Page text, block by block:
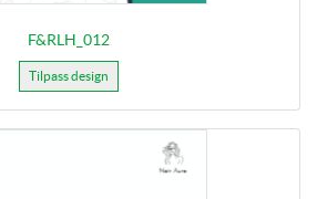
F&RLH_012
Tilpass design